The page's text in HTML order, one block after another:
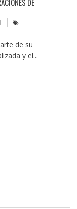
DE
de su
y el...